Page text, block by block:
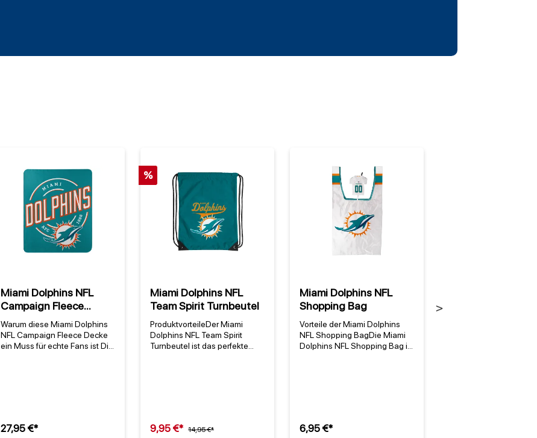
Miami Dolphins NFL
Campaign Fleece
Decke
Warum diese Miami Dolphins
NFL Campaign Fleece Decke
ein Muss für echte Fans ist Die
Dolphins, die seit 1966 in der
NFL spielen [1], quer über die
27,95 €*
%
Miami Dolphins NFL
Team Spirit Turnbeutel
ProduktvorteileDer Miami
Dolphins NFL Team Spirit
Turnbeutel ist das perfekte
Hergestellt aus robustem
420D Polyester, ist er
9,95 €* 14,95 €*
Miami Dolphins NFL
Shopping Bag
Vorteile der Miami Dolphins
NFL Shopping BagDie Miami
Dolphins NFL Shopping Bag ist
stilvolles Accessoire. Mit dem
Team-Logo im Siebdruck zeigt
6,95 €*
Next